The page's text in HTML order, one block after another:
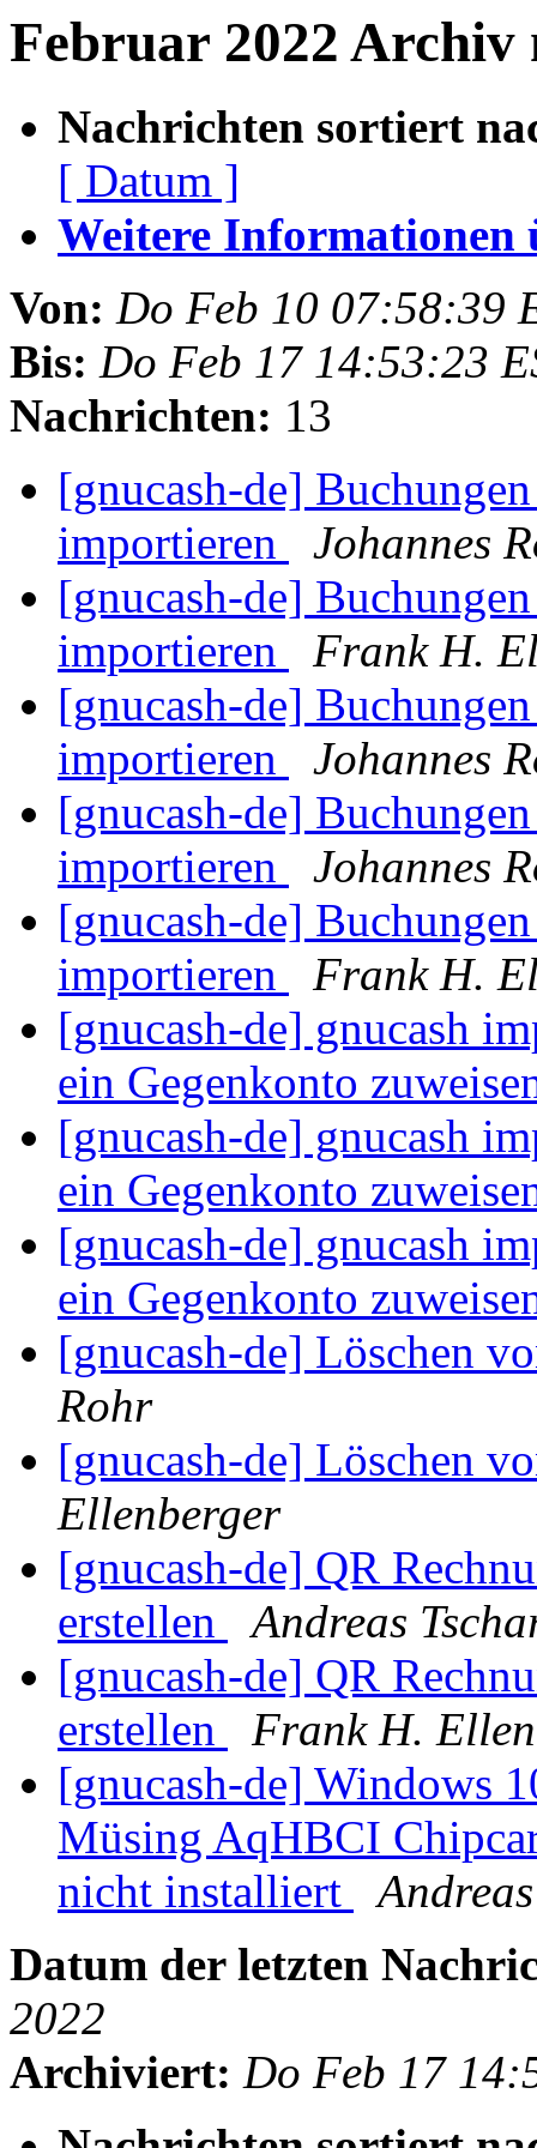
Februar 2022 Archiv
Nachrichten sortiert
[ Datum ]
Weitere Informationen
Von: Do Feb 10 07:58:39
Bis: Do Feb 17 14:53:23
Nachrichten: 13
[gnucash-de]
importieren
Johannes
[gnucash-de]
importieren
Frank H.
[gnucash-de]
importieren
Johannes
[gnucash-de]
importieren
Johannes
[gnucash-de]
importieren
Frank H.
[gnucash-de] gnucash
ein Gegenkonto
[gnucash-de] gnucash
ein Gegenkonto
[gnucash-de] gnucash
ein Gegenkonto
[gnucash-de] Löschen
Rohr
[gnucash-de] Löschen
Ellenberger
[gnucash-de] QR
erstellen
Andreas
[gnucash-de] QR
erstellen
Frank H.
[gnucash-de] Windows
Müsing AqHBCI
nicht installiert
Datum der letzten
2022
Archiviert: Do Feb 17